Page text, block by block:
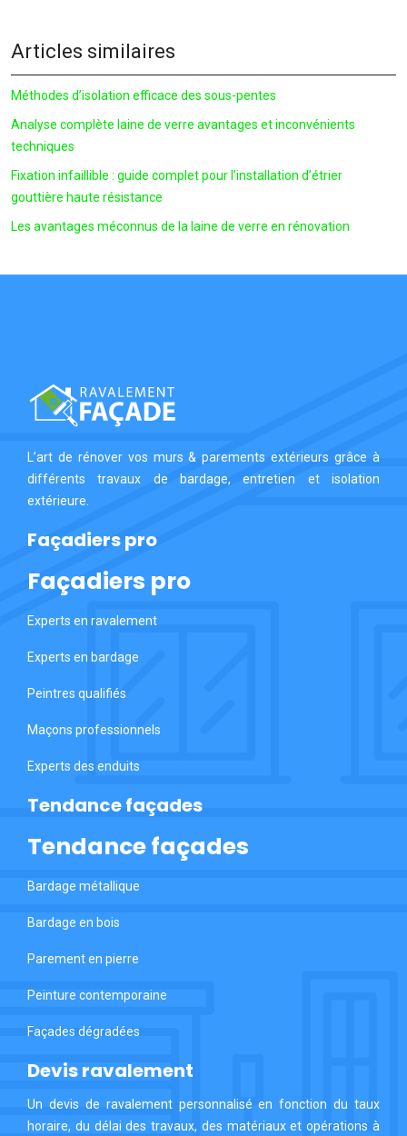
Articles similaires
Méthodes d’isolation efficace des sous-pentes
Analyse complète laine de verre avantages et inconvénients
techniques
Fixation infaillible : guide complet pour l’installation d’étrier
gouttière haute résistance
Les avantages méconnus de la laine de verre en rénovation
L’art de rénover vos murs & parements extérieurs grâce à
différents travaux de bardage, entretien et isolation
extérieure.
Façadiers pro
Façadiers pro
Experts en ravalement
Experts en bardage
Peintres qualifiés
Maçons professionnels
Experts des enduits
Tendance façades
Tendance façades
Bardage métallique
Bardage en bois
Parement en pierre
Peinture contemporaine
Façades dégradées
Devis ravalement
Un devis de ravalement personnalisé en fonction du taux
horaire, du délai des travaux, des matériaux et opérations à